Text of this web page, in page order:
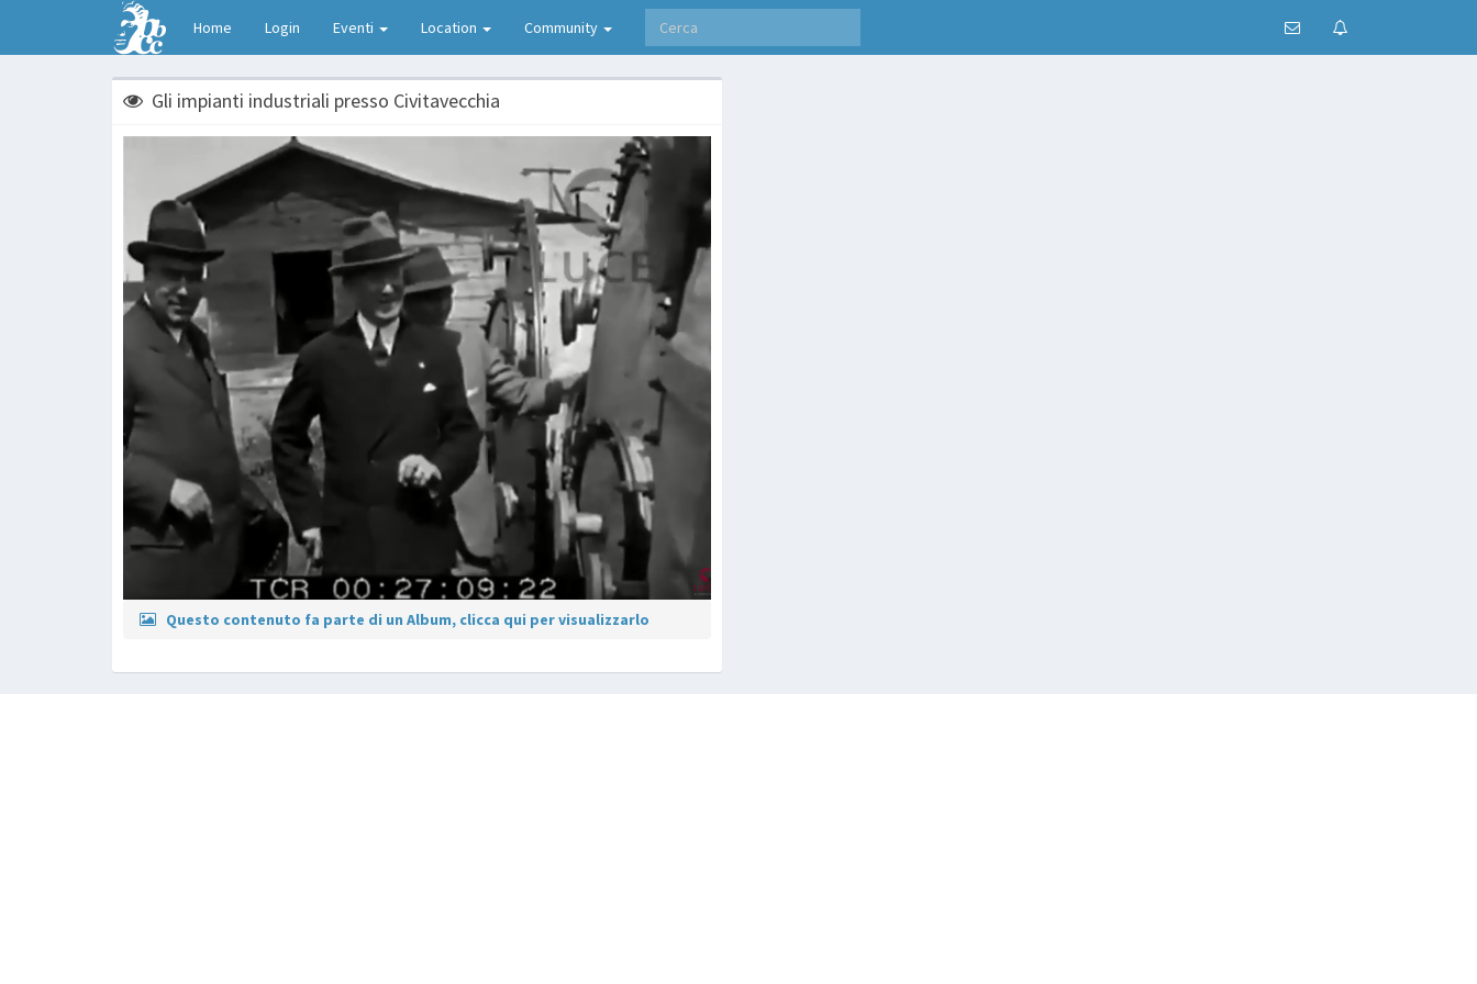
Home Login Eventi Location Community
Gli impianti industriali presso Civitavecchia
Questo contenuto fa parte di un Album, clicca qui per visualizzarlo